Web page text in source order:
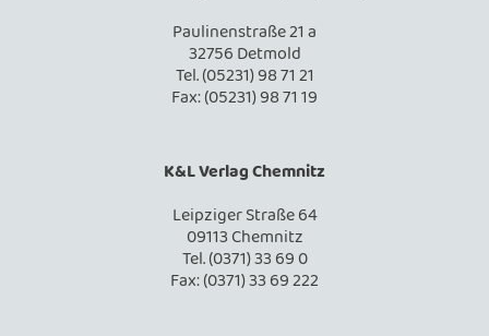
Paulinenstraße 21 a
32756 Detmold
Tel. (05231) 98 71 21
Fax: (05231) 98 71 19
K&L Verlag Chemnitz
Leipziger Straße 64
09113 Chemnitz
Tel. (0371) 33 69 0
Fax: (0371) 33 69 222